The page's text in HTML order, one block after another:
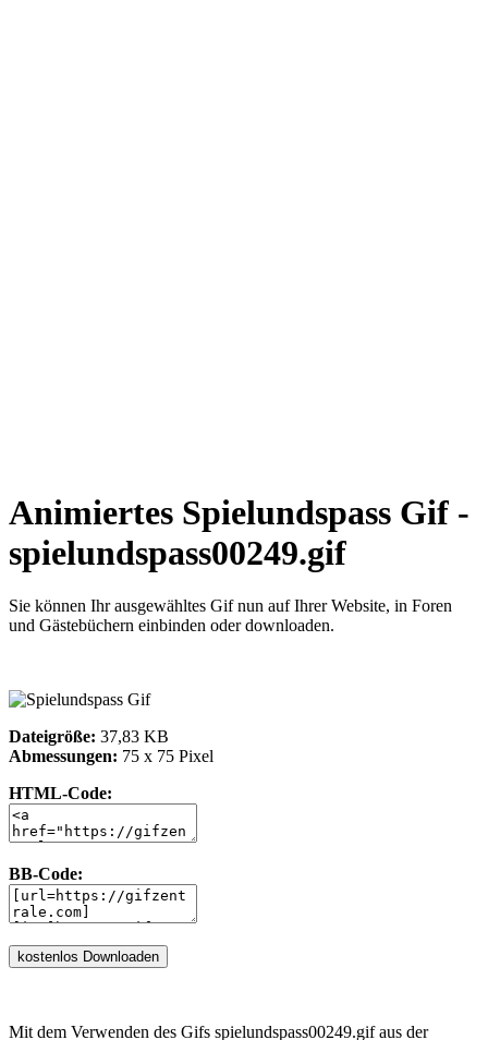
Animiertes Spielundspass Gif -
spielundspass00249.gif
Sie können Ihr ausgewähltes Gif nun auf Ihrer Website, in Foren
und Gästebüchern einbinden oder downloaden.
Dateigröße: 37,83 KB
Abmessungen: 75 x 75 Pixel
HTML-Code:
BB-Code:
Mit dem Verwenden des Gifs spielundspass00249.gif aus der